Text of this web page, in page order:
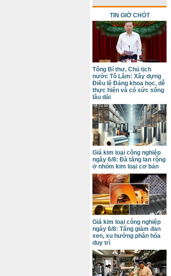
TIN GIỜ CHÓT
Tổng Bí thư, Chủ tịch
nước Tô Lâm: Xây dựng
Điều lệ Đảng khoa học, dễ
thực hiện và có sức sống
lâu dài
Giá kim loại công nghiệp
ngày 6/8: Đà tăng lan rộng
ở nhóm kim loại cơ bản
Giá kim loại công nghiệp
ngày 6/8: Tăng giảm đan
xen, xu hướng phân hóa
duy trì